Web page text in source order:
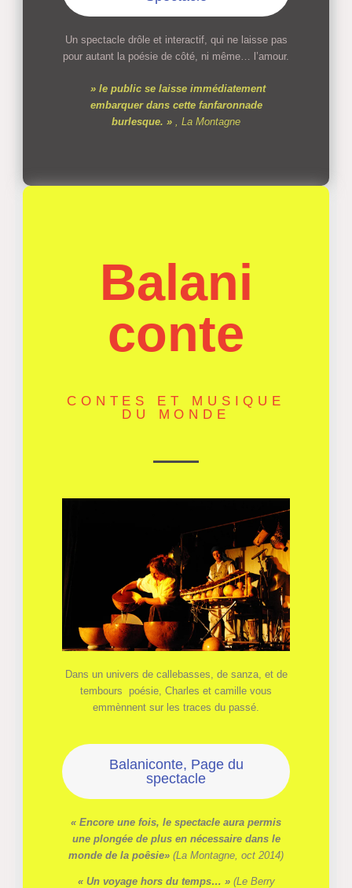
Un spectacle drôle et interactif, qui ne laisse pas
pour autant la poésie de côté, ni même… l’amour.
» le public se laisse immédiatement
embarquer dans cette fanfaronnade
burlesque. » , La Montagne
Balani
conte
CONTES ET MUSIQUE
DU MONDE
Dans un univers de callebasses, de sanza, et de
tembours poésie, Charles et camille vous
emmènnent sur les traces du passé.
Balaniconte, Page du
spectacle
« Encore une fois, le spectacle aura permis
une plongée de plus en nécessaire dans le
monde de la poêsie» (La Montagne, oct 2014)
« Un voyage hors du temps… »(Le Berry